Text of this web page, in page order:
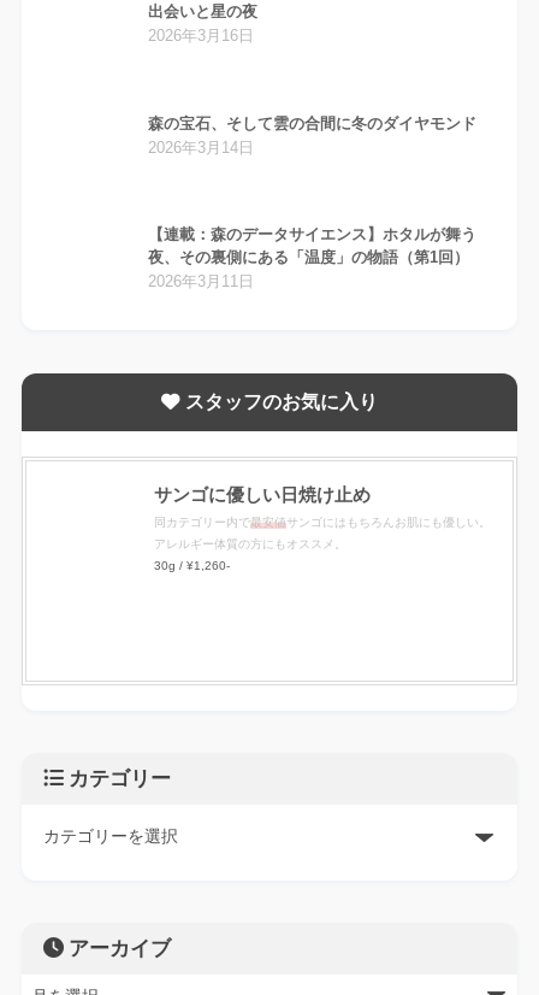
出会いと星の夜
2026年3月16日
森の宝石、そして雲の合間に冬のダイヤモンド
2026年3月14日
【連載：森のデータサイエンス】ホタルが舞う
夜、その裏側にある「温度」の物語（第1回）
2026年3月11日
スタッフのお気に入り
サンゴに優しい日焼け止め
同カテゴリー内で最安値サンゴにはもちろんお肌にも優しい。
アレルギー体質の方にもオススメ。
30g / ¥1,260-
カテゴリー
アーカイブ